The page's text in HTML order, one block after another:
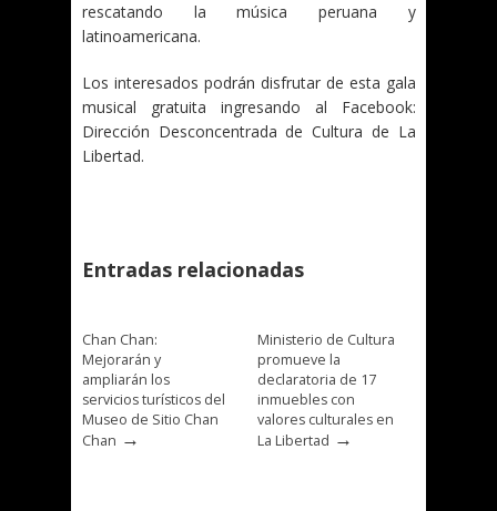
rescatando la música peruana y
latinoamericana.
Los interesados podrán disfrutar de esta gala
musical gratuita ingresando al Facebook:
Dirección Desconcentrada de Cultura de La
Libertad.
Entradas relacionadas
Chan Chan:
Mejorarán y
ampliarán los
servicios turísticos del
Museo de Sitio Chan
Chan →
Ministerio de Cultura
promueve la
declaratoria de 17
inmuebles con
valores culturales en
La Libertad →